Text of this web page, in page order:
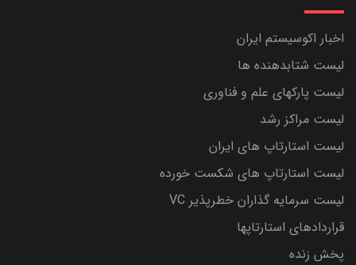
اخبار اکوسیستم ایران
لیست شتابدهنده ها
لیست پارکهای علم و فناوری
لیست مراکز رشد
لیست استارتاپ های ایران
لیست استارتاپ های شکست خورده
لیست سرمایه گذاران خطرپذیر VC
قراردادهای استارتاپها
پخش زنده